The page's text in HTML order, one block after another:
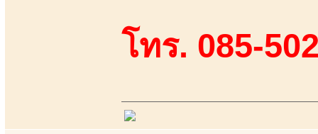
โทร. 085-